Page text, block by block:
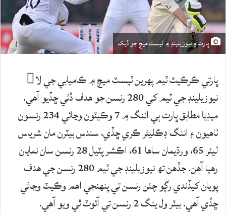
ڀارت ۽ نيوزيلينڊ ۾ ٽيسٽ ميچ جو ڏيک
ڀارتي ڪرڪيٽ ٽيم پهرين ٽيسٽ ميچ ۾ ڪاميابي جي لا
نيوزيلينڊ جي ٽيم کي 280 رنسن جو هدف ڏئي ڇڏيو آهي.
ميڊيا مطابق ڀارت ٻي اننگ ۾ 7 وڪيٽون وڃائي 234 رنسون
ٺاهيون ۽ اننگ ڊڪليئر ڪري ڇڏي، سندس بيٽرن مان شرياس
ليئر 65، ورڌيمان ساها 61، اڪشر پٽيل 28 رنسن سان نمايان
رهيا آهن. جڏهن تھ نيوزيلينڊ جي ٽيم 280 رنسن جي هدف
پويان کيڏندي رڳو چئن رنسن تي پنهنجي اهم وڪيٽ وڃائي
ڇڏي آهي. بيٽر ول ينگ 2 رنسن تي آئوٽ ٿي ويو آهي.